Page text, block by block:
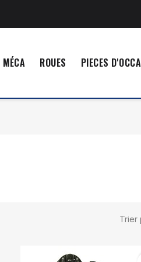
MÉCA ROUES PIECES
Trier